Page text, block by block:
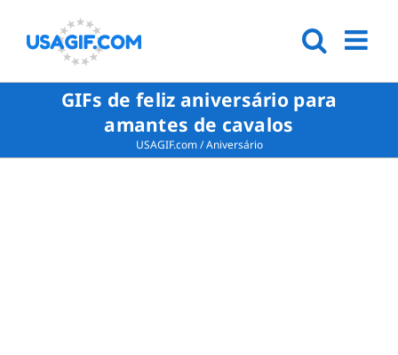
GIFs de feliz aniversário para
amantes de cavalos
USAGIF.com/Aniversário